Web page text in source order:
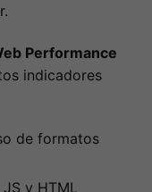
Performance
indicadores
de formatos
y HTML